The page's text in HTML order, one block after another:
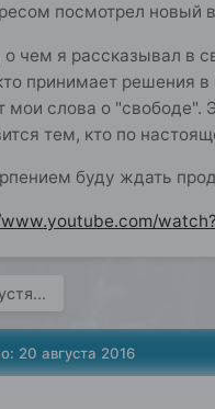
посмотрел новый
о чем я рассказывал в
принимает решения
мои слова о "свободе".
тем, кто по
буду ждать
20 августа 2016